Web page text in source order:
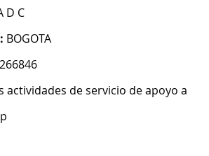
D C
BOGOTA
actividades de servicio de apoyo a